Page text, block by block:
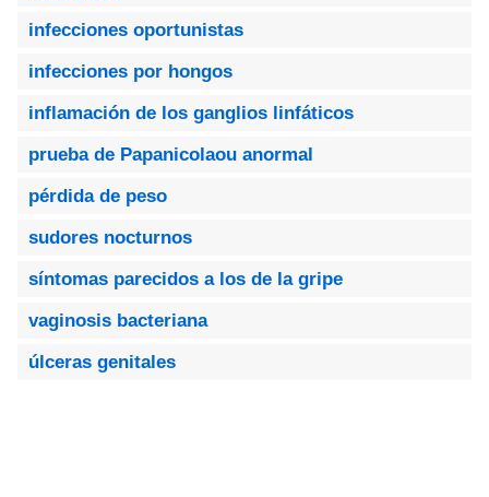
infecciones oportunistas
infecciones por hongos
inflamación de los ganglios linfáticos
prueba de Papanicolaou anormal
pérdida de peso
sudores nocturnos
síntomas parecidos a los de la gripe
vaginosis bacteriana
úlceras genitales